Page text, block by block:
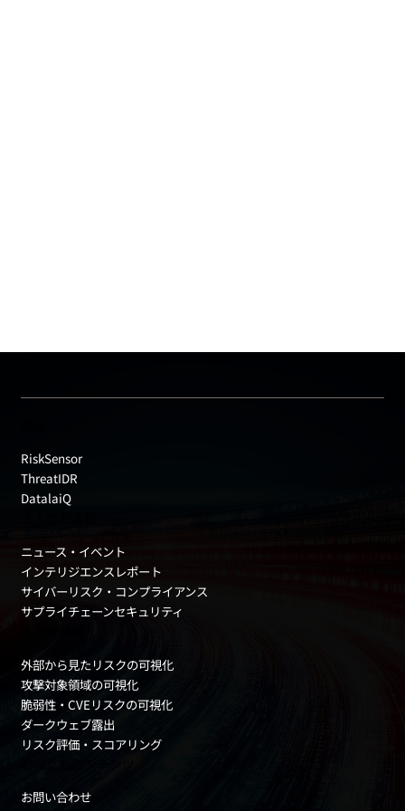
RiskSensor
ThreatIDR
DatalaiQ
外部から見たリスクの可視化
攻撃対象領域の可視化
脆弱性・CVEリスクの可視化
ダークウェブ露出
リスク評価・スコアリング
ニュース・イベント
インテリジエンスレポート
サイバーリスク・コンプライアンス
サプライチェーンセキュリティ
お問い合わせ